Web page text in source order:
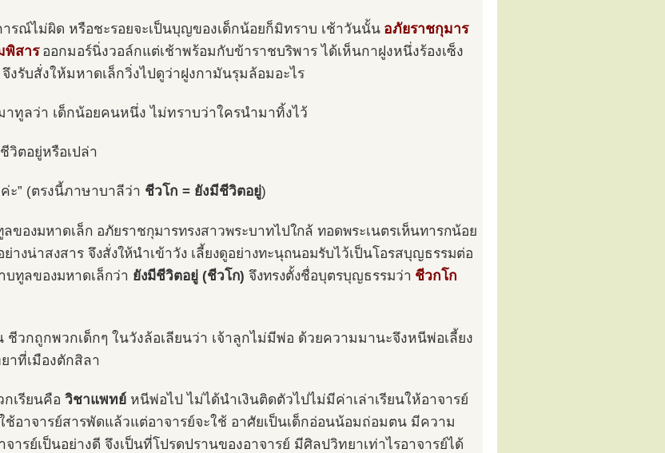
ารณ์ไม่ผิด หรือชะรอยจะเป็นบุญของเด็กน้อยก็มิทราบ เช้าวันนั้น อภัยราชกุมาร
พิสาร ออกมอร์นิ่งวอล์กแต่เช้าพร้อมกับข้าราชบริพาร ได้เห็นกาฝูงหนึ่งร้องเซ็ง
งรับสั่งให้มหาดเล็กวิ่งไปดูว่าฝูงกามันรุมล้อมอะไร
าทูลว่า เด็กน้อยคนหนึ่ง ไม่ทราบว่าใครนำมาทิ้งไว้
วิตอยู่หรือเปล่า
ะ” (ตรงนี้ภาษาบาลีว่า ชีวโก = ยังมีชีวิตอยู่)
ของมหาดเล็ก อภัยราชกุมารทรงสาวพระบาทไปใกล้ ทอดพระเนตรเห็นทารกน้อย
างน่าสงสาร จึงสั่งให้นำเข้าวัง เลี้ยงดูอย่างทะนุถนอมรับไว้เป็นโอรสบุญธรรมต่อ
บทูลของมหาดเล็กว่า ยังมีชีวิตอยู่ (ชีวโก) จึงทรงตั้งชื่อบุตรบุญธรรมว่า ชีวกโก
ชีวกถูกพวกเด็กๆ ในวังล้อเลียนว่า เจ้าลูกไม่มีพ่อ ด้วยความมานะจึงหนีพ่อเลี้ยง
าที่เมืองตักสิลา
เรียนคือ วิชาแพทย์ หนีพ่อไป ไม่ได้นำเงินติดตัวไปไม่มีค่าเล่าเรียนให้อาจารย์
ช้อาจารย์สารพัดแล้วแต่อาจารย์จะใช้ อาศัยเป็นเด็กอ่อนน้อมถ่อมตน มีความ
จารย์เป็นอย่างดี จึงเป็นที่โปรดปรานของอาจารย์ มีศิลปวิทยาเท่าไรอาจารย์ได้